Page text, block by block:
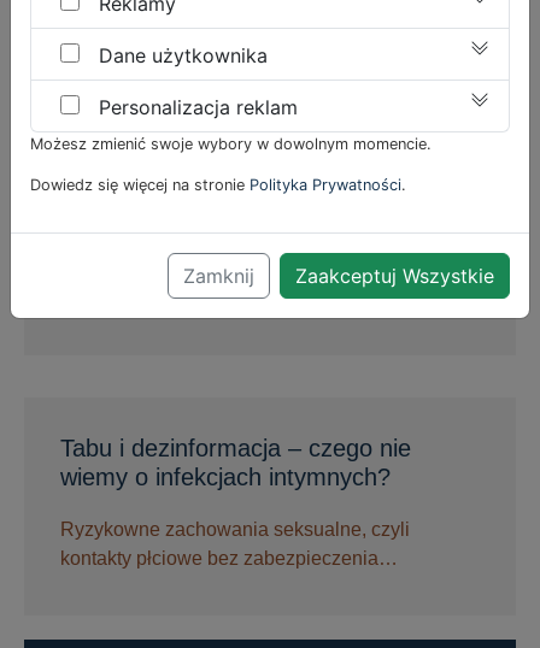
Ryzykowne zachowania seksualne, czyli
Dobry skład, odcinek specjalny:
Podcast Vogue Polska na temat: Dobry skład,
odcinek specjalny: Toksyna botulinowa…
Tabu i dezinformacja – czego nie
wiemy o infekcjach intymnych?
Ryzykowne zachowania seksualne, czyli
kontakty płciowe bez zabezpieczenia…
Dane użytkownika
Personalizacja reklam
Możesz zmienić swoje wybory w dowolnym momencie.
Dowiedz się więcej na stronie Polityka Prywatności.
Zamknij Zaakceptuj Wszystkie